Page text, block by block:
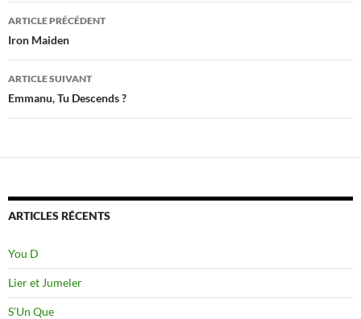
Navigation
des
articles
ARTICLE PRÉCÉDENT
Iron Maiden
ARTICLE SUIVANT
Emmanu, Tu Descends ?
ARTICLES RÉCENTS
You D
Lier et Jumeler
S’Un Que